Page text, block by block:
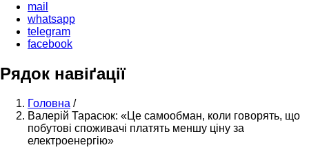
mail
whatsapp
telegram
facebook
Рядок навіґації
Головна /
Валерій Тарасюк: «Це самообман, коли говорять, що
побутові споживачі платять меншу ціну за
електроенергію»